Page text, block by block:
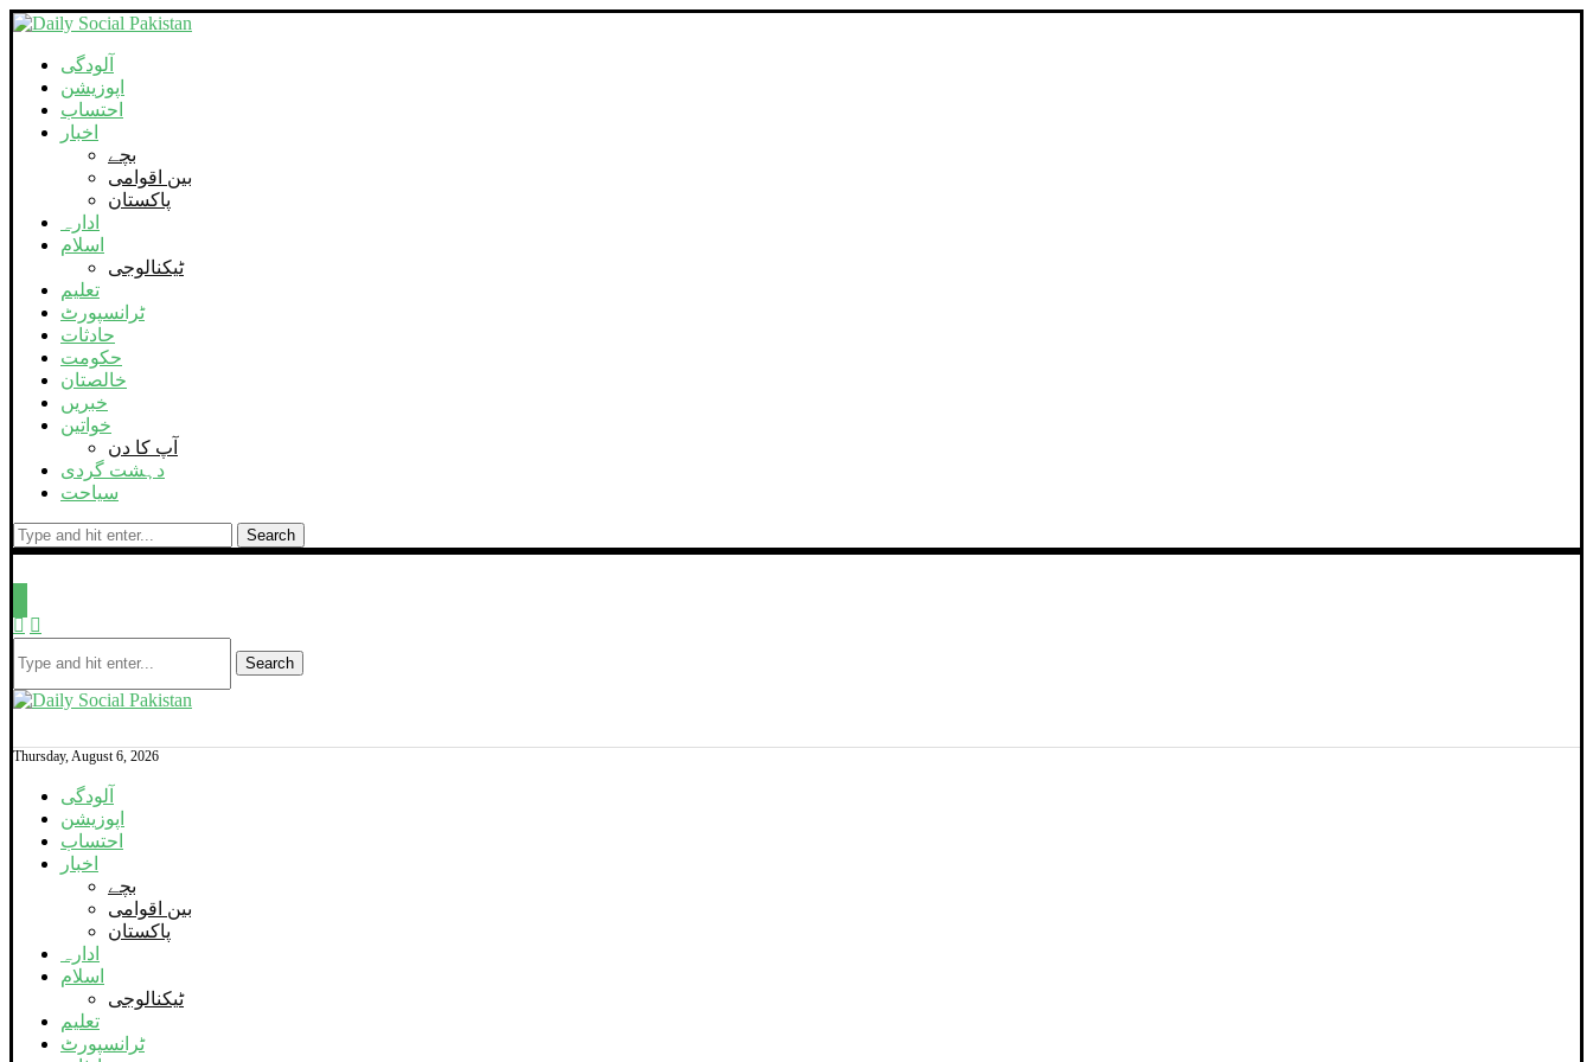
آلودگی
اپوزیشن
احتساب
اخبار
بچے
بین اقوامی
پاکستان
ادارہ
اسلام
ٹیکنالوجی
تعلیم
ٹرانسپورٹ
حادثات
حکومت
خالصتان
خبریں
خواتین
آپ کا دن
دہشت گردی
سیاحت
Search
Search
Thursday, August 6, 2026
آلودگی
اپوزیشن
احتساب
اخبار
بچے
بین اقوامی
پاکستان
ادارہ
اسلام
ٹیکنالوجی
تعلیم
ٹرانسپورٹ